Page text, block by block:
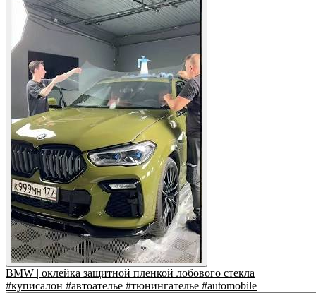
BMW | оклейка защитной пленкой лобового стекла
#куписалон #автоателье #тюнингателье #automobile